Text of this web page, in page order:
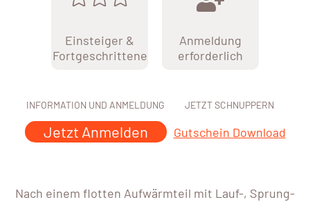
Einsteiger &
Fortgeschrittene
Anmeldung
erforderlich
INFORMATION UND ANMELDUNG
Jetzt Anmelden
JETZT SCHNUPPERN
Gutschein Download
Nach einem flotten Aufwärmteil mit Lauf-, Sprung-